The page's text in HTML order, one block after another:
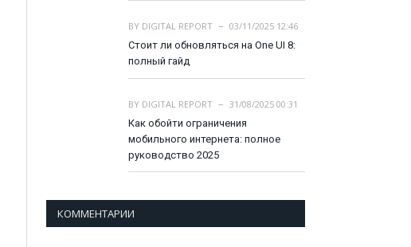
BY DIGITAL REPORT
03/11/2025 12:46
Стоит ли обновляться на One UI 8:
полный гайд
BY DIGITAL REPORT
31/08/2025 00:31
Как обойти ограничения
мобильного интернета: полное
руководство 2025
КОММЕНТАРИИ